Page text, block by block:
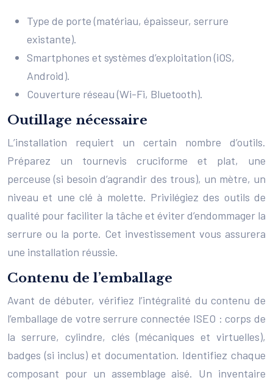
Type de porte (matériau, épaisseur, serrure
existante).
Smartphones et systèmes d’exploitation (iOS,
Android).
Couverture réseau (Wi-Fi, Bluetooth).
Outillage nécessaire
L’installation requiert un certain nombre d’outils.
Préparez un tournevis cruciforme et plat, une
perceuse (si besoin d’agrandir des trous), un mètre, un
niveau et une clé à molette. Privilégiez des outils de
qualité pour faciliter la tâche et éviter d’endommager la
serrure ou la porte. Cet investissement vous assurera
une installation réussie.
Contenu de l’emballage
Avant de débuter, vérifiez l’intégralité du contenu de
l’emballage de votre serrure connectée ISEO : corps de
la serrure, cylindre, clés (mécaniques et virtuelles),
badges (si inclus) et documentation. Identifiez chaque
composant pour un assemblage aisé. Un inventaire